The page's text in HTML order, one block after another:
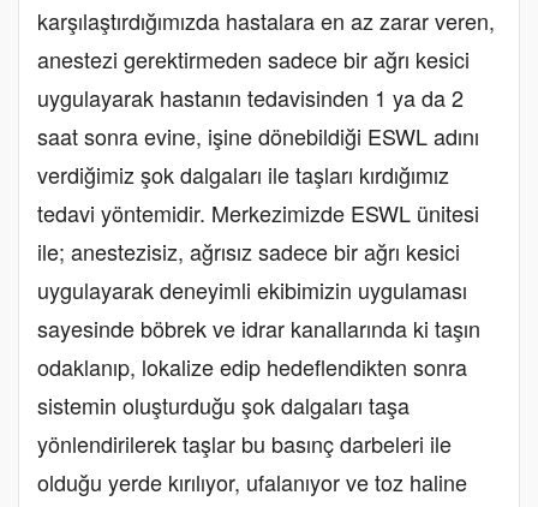
karşılaştırdığımızda hastalara en az zarar veren,
anestezi gerektirmeden sadece bir ağrı kesici
uygulayarak hastanın tedavisinden 1 ya da 2
saat sonra evine, işine dönebildiği ESWL adını
verdiğimiz şok dalgaları ile taşları kırdığımız
tedavi yöntemidir. Merkezimizde ESWL ünitesi
ile; anestezisiz, ağrısız sadece bir ağrı kesici
uygulayarak deneyimli ekibimizin uygulaması
sayesinde böbrek ve idrar kanallarında ki taşın
odaklanıp, lokalize edip hedeflendikten sonra
sistemin oluşturduğu şok dalgaları taşa
yönlendirilerek taşlar bu basınç darbeleri ile
olduğu yerde kırılıyor, ufalanıyor ve toz haline